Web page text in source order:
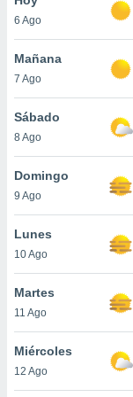
y
en
más
de
6 Ago
Mañana
7 Ago
Sábado
8 Ago
Domingo
9 Ago
Lunes
10 Ago
Martes
11 Ago
Miércoles
12 Ago